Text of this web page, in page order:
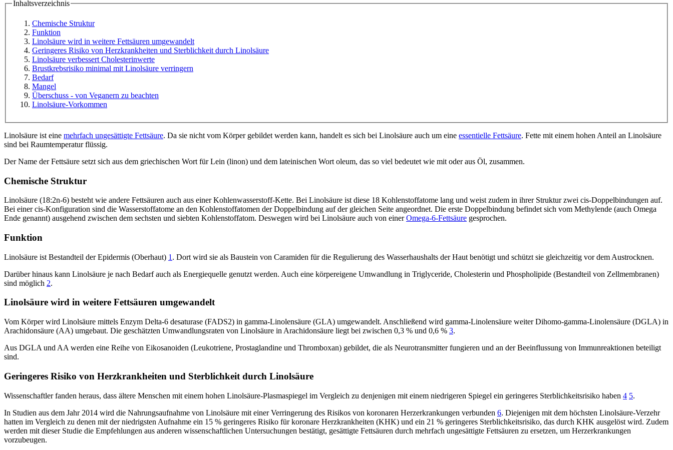
Inhaltsverzeichnis
Chemische Struktur
Funktion
Linolsäure wird in weitere Fettsäuren umgewandelt
Geringeres Risiko von Herzkrankheiten und Sterblichkeit durch Linolsäure
Linolsäure verbessert Cholesterinwerte
Brustkrebsrisiko minimal mit Linolsäure verringern
Bedarf
Mangel
Überschuss - von Veganern zu beachten
Linolsäure-Vorkommen
Linolsäure ist eine mehrfach ungesättigte Fettsäure. Da sie nicht vom Körper gebildet werden kann, handelt es sich bei Linolsäure auch um eine essentielle Fettsäure. Fette mit einem hohen Anteil an Linolsäure
sind bei Raumtemperatur flüssig.
Der Name der Fettsäure setzt sich aus dem griechischen Wort für Lein (linon) und dem lateinischen Wort oleum, das so viel bedeutet wie mit oder aus Öl, zusammen.
Chemische Struktur
Linolsäure (18:2n-6) besteht wie andere Fettsäuren auch aus einer Kohlenwasserstoff-Kette. Bei Linolsäure ist diese 18 Kohlenstoffatome lang und weist zudem in ihrer Struktur zwei cis-Doppelbindungen auf.
Bei einer cis-Konfiguration sind die Wasserstoffatome an den Kohlenstoffatomen der Doppelbindung auf der gleichen Seite angeordnet. Die erste Doppelbindung befindet sich vom Methylende (auch Omega
Ende genannt) ausgehend zwischen dem sechsten und siebten Kohlenstoffatom. Deswegen wird bei Linolsäure auch von einerOmega-6-Fettsäure gesprochen.
Funktion
Linolsäure ist Bestandteil der Epidermis (Oberhaut) 1 . Dort wird sie als Baustein von Caramiden für die Regulierung des Wasserhaushalts der Haut benötigt und schützt sie gleichzeitig vor dem Austrocknen.
Darüber hinaus kann Linolsäure je nach Bedarf auch als Energiequelle genutzt werden. Auch eine körpereigene Umwandlung in Triglyceride, Cholesterin und Phospholipide (Bestandteil von Zellmembranen)
sind möglich 2.
Linolsäure wird in weitere Fettsäuren umgewandelt
Vom Körper wird Linolsäure mittels Enzym Delta-6 desaturase (FADS2) in gamma-Linolensäure (GLA) umgewandelt. Anschließend wird gamma-Linolensäure weiter Dihomo-gamma-Linolensäure (DGLA) in
Arachidonsäure (AA) umgebaut. Die geschätzten Umwandlungsraten von Linolsäure in Arachidonsäure liegt bei zwischen 0,3 % und 0,6 % 3.
Aus DGLA und AA werden eine Reihe von Eikosanoiden (Leukotriene, Prostaglandine und Thromboxan) gebildet, die als Neurotransmitter fungieren und an der Beeinflussung von Immunreaktionen beteiligt
sind.
Geringeres Risiko von Herzkrankheiten und Sterblichkeit durch Linolsäure
Wissenschaftler fanden heraus, dass ältere Menschen mit einem hohen Linolsäure-Plasmaspiegel im Vergleich zu denjenigen mit einem niedrigeren Spiegel ein geringeres Sterblichkeitsrisiko haben 4 5.
In Studien aus dem Jahr 2014 wird die Nahrungsaufnahme von Linolsäure mit einer Verringerung des Risikos von koronaren Herzerkrankungen verbunden 6. Diejenigen mit dem höchsten Linolsäure-Verzehr
hatten im Vergleich zu denen mit der niedrigsten Aufnahme ein 15 % geringeres Risiko für koronare Herzkrankheiten (KHK) und ein 21 % geringeres Sterblichkeitsrisiko, das durch KHK ausgelöst wird. Zudem
werden mit dieser Studie die Empfehlungen aus anderen wissenschaftlichen Untersuchungen bestätigt, gesättigte Fettsäuren durch mehrfach ungesättigte Fettsäuren zu ersetzen, um Herzerkrankungen
vorzubeugen.